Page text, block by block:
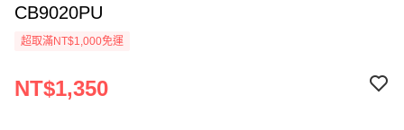
CB9020PU
超取滿NT$1,000免運
NT$1,350